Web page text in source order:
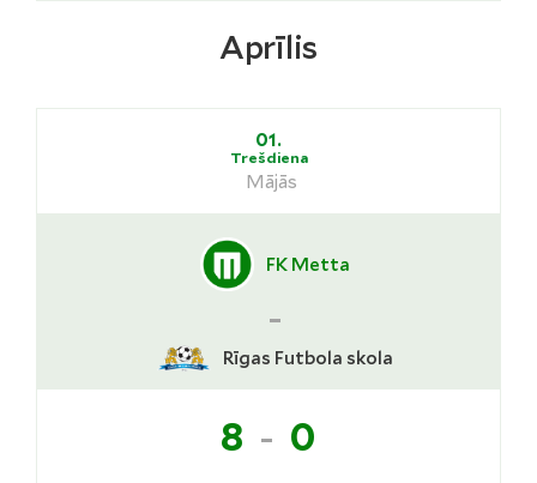
Aprīlis
01.
Trešdiena
Mājās
FK Metta
-
Rīgas Futbola skola
8 - 0